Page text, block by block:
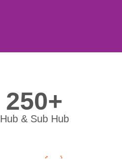
250+
Hub & Sub Hub